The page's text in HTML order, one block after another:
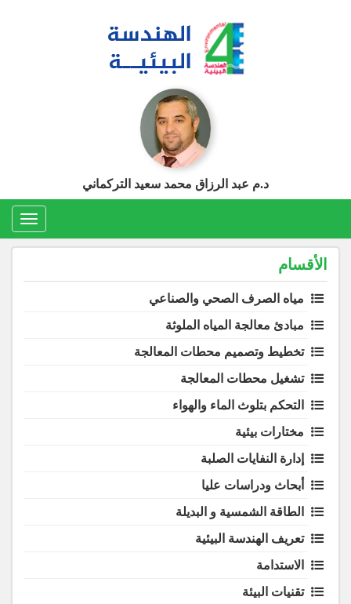
د.م عبد الرزاق محمد سعيد التركماني
الأقسام
مياه الصرف الصحي والصناعي
مبادئ معالجة المياه الملوثة
تخطيط وتصميم محطات المعالجة
تشغيل محطات المعالجة
التحكم بتلوث الماء والهواء
مختارات بيئية
إدارة النفايات الصلبة
أبحاث ودراسات عليا
الطاقة الشمسية و البديلة
تعريف الهندسة البيئية
الاستدامة
تقنيات البيئة